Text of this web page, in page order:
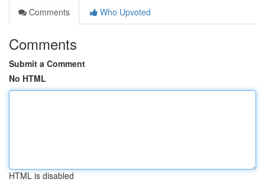
Comments
Who Upvoted
Comments
Submit a Comment
No HTML
HTML is disabled